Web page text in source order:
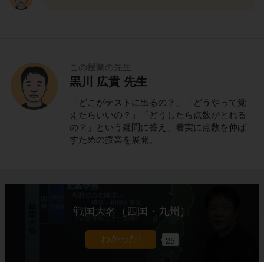
この授業の先生
黒川 広貴 先生
「どこがテストに出るの？」「どうやって覚
えたらいいの？」「どうしたら点数がとれる
の？」という疑問に答え、着実に点数を伸ば
すための授業を展開。
戦国大名（四国・九州）
25